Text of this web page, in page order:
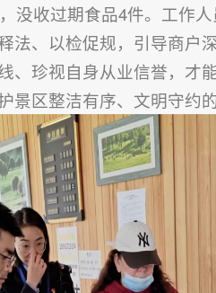
没收过期食品4件。工作
法、以检促规，引导商户
、珍视自身从业信誉，才
区整洁有序、文明守约的